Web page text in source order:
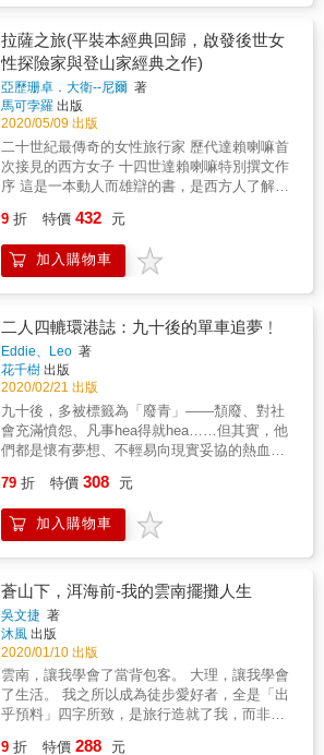
攻略，也以其豐富的親歷者視角和前瞻性思
維，探討了當代社會的熱門問題。文筆觸及時
代脈動，帶有強烈的生活氣息和畫面感，使讀
者彷彿身臨其境。 &
餘公里的路程，所見所聞記錄下的都是最真實
的點點滴滴。 邀您共同翻開書本，一起踏上祂
走過的絲綢之路，一窺漫漫長路上繁星點點的
文化寶藏。 & 這不是史書，因為歷史有磅礡的
人事時地物觀點； 也不是旅書，因為旅者不會
推薦來荒蕪地界受苦； 更不是佛書，因為作者
魯鈍還未洞徹佛法奧義。 這本書，希望與您共
同感受一個飽滿的生命。
拉薩之旅(平裝本經典回歸，啟發後世女
性探險家與登山家經典之作)
亞歷珊卓．大衛--尼爾 著
馬可孛羅 出版
2020/05/09 出版
二十世紀最傳奇的女性旅行家 歷代達賴喇嘛首
次接見的西方女子 十四世達賴喇嘛特別撰文作
序 這是一本動人而雄辯的書，是西方人了解西
與登山家的經典之作。 ──詹宏志 紐約時報書
評： 《拉薩之旅》&hellip;&hellip;為我們深入
引介了一個逝去已久的世界! 堪稱二十世紀一代
她，毅然背棄傳統，遠離家鄉巴黎，前往遠
東、中亞，及其他地區的荒僻角落旅行。就在
五十四歲那年，抱持著一股不服輸的堅持，她
成為第一位踏入禁城拉薩的白人女性，進入一
度拒絕所有外人的「獨立西藏」。 她帶著養子
紅教喇嘛喇嘛阿普‧雍殿，偽裝成乞丐母子朝聖
者，衣服下藏著左輪手槍，靴子裡夾著手抄筆
記和地圖，從雲南出發，花了四個月時間，徒
步穿越海拔三、四千公尺的崇山峻嶺，在一九
徑，最後更以兩個月時間遊覽城市內的藏傳佛
教名寺，同時參與了熱鬧莊嚴的西藏新年慶
典。 在這段提心吊膽前進拉薩的途中，他們沿
途乞食，或靠雍殿為民眾加持換取溫飽；在險
惡的雪山之巔還曾瀕臨死亡邊緣，蒙受身體的
苦楚和惡劣的環境：「從頭到腳都是白的，身
與心都痲痺了；我們勉強地在沉默中前進。在
那怪異的景象中，我們像是應西藏術士召喚要
前往某地的兩個幽魂&hellip;&hellip;。」 然
而，也因為她的這種旅行方式，讓我們能透過
她的文字，看到了西藏高山的美麗景致，親炙
西藏庶民的日常生活，更深入體會了他們他們
9 折 特價 432 元
加入購物車
二人四轆環港誌：九十後的單車追夢﹗
Eddie、Leo 著
花千樹 出版
2020/02/21 出版
九十後，多被標籤為「廢青」——頹廢、對社
會充滿憤怨、凡事hea得就hea……但其實，他
們都是懷有夢想、不輕易向現實妥協的熱血青
公里的環港之旅。旅程中他們跌倒過、受傷
過、死裡逃生過，為的要用自己的方式，探索
不一樣的香港、欣賞不一樣的風景。
79 折 特價 308 元
加入購物車
蒼山下，洱海前-我的雲南擺攤人生
吳文捷 著
沐風 出版
2020/01/10 出版
雲南，讓我學會了當背包客。 大理，讓我學會
了生活。 我之所以成為徒步愛好者，全是「出
乎預料」四字所致，是旅行造就了我，而非我
9 折 特價 288 元